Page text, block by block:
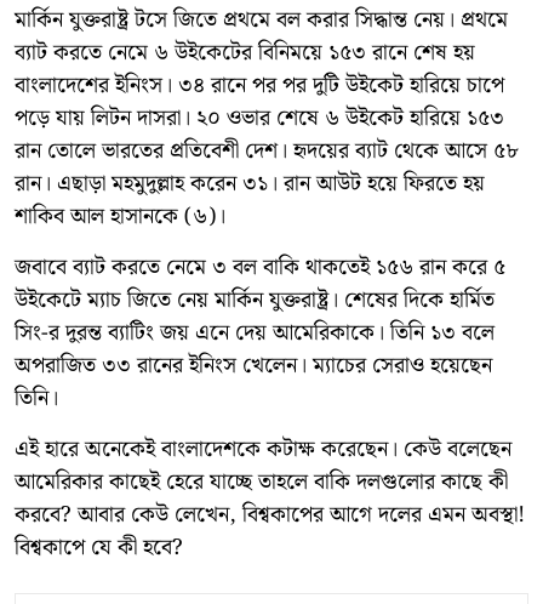
মার্কিন যুক্তরাষ্ট্র টসে জিতে প্রথমে বল করার সিদ্ধান্ত নেয়। প্রথমে
ব্যাট করতে নেমে ৬ উইকেটের বিনিময়ে ১৫৩ রানে শেষ হয়
বাংলাদেশের ইনিংস। ৩৪ রানে পর পর দুটি উইকেট হারিয়ে চাপে
পড়ে যায় লিটন দাসরা। ২০ ওভার শেষে ৬ উইকেট হারিয়ে ১৫৩
রান তোলে ভারতের প্রতিবেশী দেশ। হৃদয়ের ব্যাট থেকে আসে ৫৮
রান। এছাড়া মহমুদুল্লাহ করেন ৩১। রান আউট হয়ে ফিরতে হয়
শাকিব আল হাসানকে (৬)।
জবাবে ব্যাট করতে নেমে ৩ বল বাকি থাকতেই ১৫৬ রান করে ৫
উইকেটে ম্যাচ জিতে নেয় মার্কিন যুক্তরাষ্ট্র। শেষের দিকে হার্মিত
সিং-র দুরন্ত ব্যাটিং জয় এনে দেয় আমেরিকাকে। তিনি ১৩ বলে
অপরাজিত ৩৩ রানের ইনিংস খেলেন। ম্যাচের সেরাও হয়েছেন
তিনি।
এই হারে অনেকেই বাংলাদেশকে কটাক্ষ করেছেন। কেউ বলেছেন
আমেরিকার কাছেই হেরে যাচ্ছে তাহলে বাকি দলগুলোর কাছে কী
করবে? আবার কেউ লেখেন, বিশ্বকাপের আগে দলের এমন অবস্থা!
বিশ্বকাপে যে কী হবে?